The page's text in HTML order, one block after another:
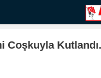
Coşkuyla